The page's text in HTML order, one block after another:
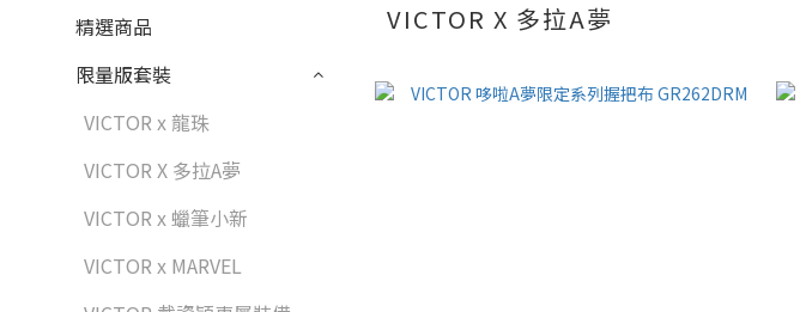
精選商品
限量版套裝
VICTOR x 龍珠
VICTOR X 多拉A夢
VICTOR x 蠟筆小新
VICTOR x MARVEL
VICTOR X 多拉A夢